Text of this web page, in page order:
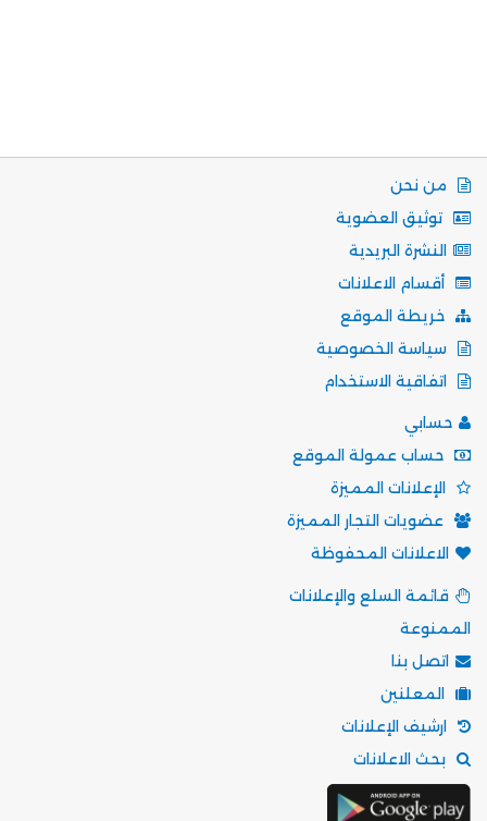
من نحن
توثيق العضوية
النشرة البريدية
أقسام الاعلانات
خريطة الموقع
سياسة الخصوصية
اتفاقية الاستخدام
حسابي
حساب عمولة الموقع
الإعلانات المميزة
عضويات التجار المميزة
الاعلانات المحفوظة
قائمة السلع والإعلانات
الممنوعة
اتصل بنا
المعلنين
ارشيف الإعلانات
بحث الاعلانات